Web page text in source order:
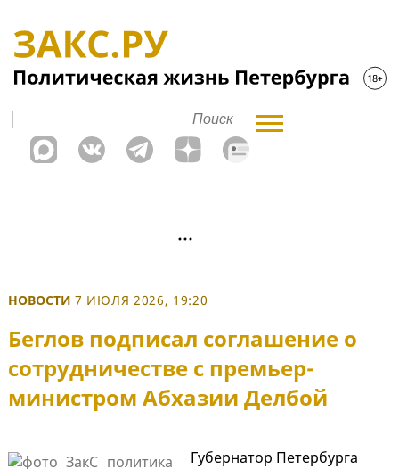
НОВОСТИ 7 ИЮЛЯ 2026, 19:20
Беглов подписал соглашение о
сотрудничестве с премьер-
министром Абхазии Делбой
Губернатор Петербурга